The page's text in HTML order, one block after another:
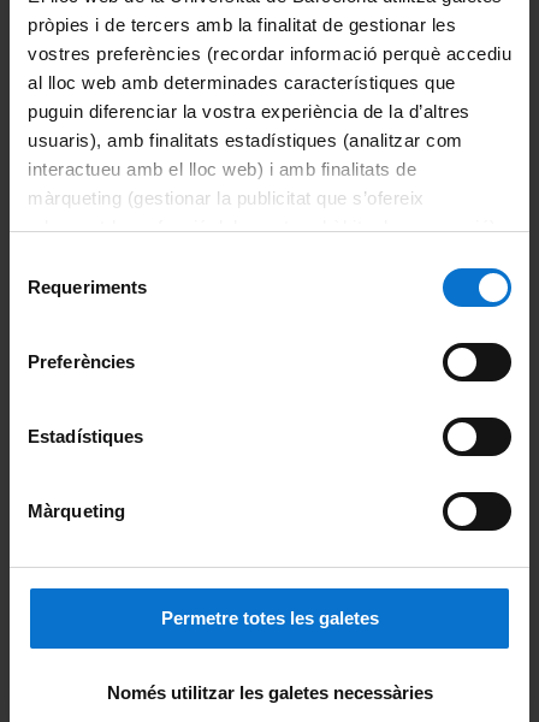
pròpies i de tercers amb la finalitat de gestionar les
vostres preferències (recordar informació perquè accediu
al lloc web amb determinades característiques que
puguin diferenciar la vostra experiència de la d’altres
usuaris), amb finalitats estadístiques (analitzar com
interactueu amb el lloc web) i amb finalitats de
màrqueting (gestionar la publicitat que s’ofereix
adequant-la en funció dels vostres hàbits de navegació).
consultar laPolítica de galetes del lloc web de la
Requeriments
Preferències
Estadístiques
Màrqueting
Permetre totes les galetes
Només utilitzar les galetes necessàries
Recerca Clínica(en procés de substitució)
Estudiants de la UB
Futurs estudiants
Recerca Clínica Aplicada
Estudiants de la UB
Futurs estudiants
Màsters vinculats a la Facultat
Català|Español
Intranet UB (PDI i PTGAS)
Alumni UB